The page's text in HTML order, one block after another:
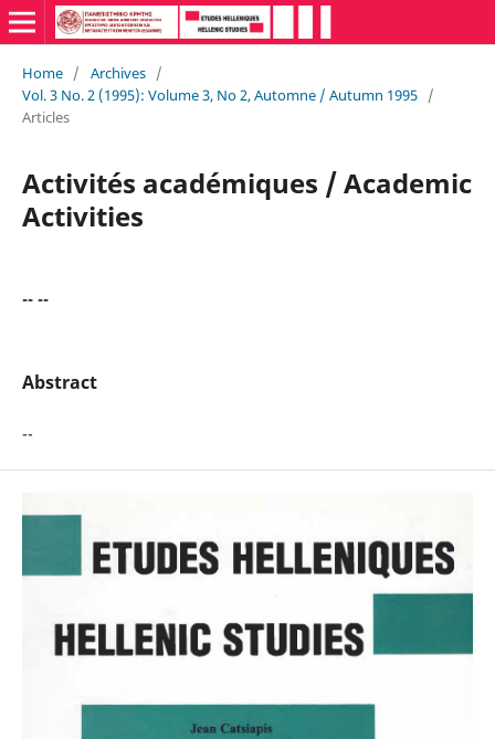
Home / Archives /
Vol. 3 No. 2 (1995): Volume 3, No 2, Automne / Autumn 1995 /
Articles
Activités académiques / Academic
Activities
-- --
Abstract
--